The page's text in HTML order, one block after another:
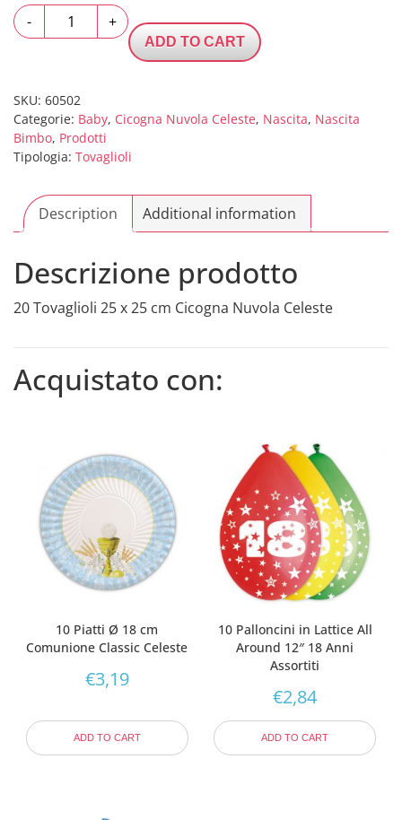
-
Tovaglioli
25
cm
Cicogna
Nuvola
quantity
+
ADD TO CART
SKU: 60502
Categorie: Baby, Cicogna Nuvola Celeste, Nascita, Nascita
Bimbo, Prodotti
Tipologia: Tovaglioli
Description Additional information
Descrizione prodotto
20 Tovaglioli 25 x 25 cm Cicogna Nuvola Celeste
Acquistato con:
10 Piatti Ø 18 cm
Comunione Classic Celeste
€3,19
ADD TO CART
10 Palloncini in Lattice All
Around 12″ 18 Anni
Assortiti
€2,84
ADD TO CART